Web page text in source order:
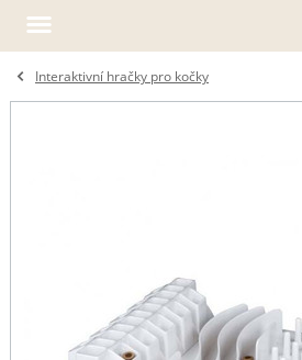
Interaktivní hračky pro kočky